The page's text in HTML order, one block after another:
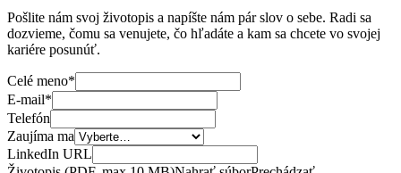
Pošlite nám svoj životopis a napíšte nám pár slov o sebe. Radi sa
dozvieme, čomu sa venujete, čo hľadáte a kam sa chcete vo svojej
kariére posunúť.
Celé meno*
E-mail*
Telefón
Zaujíma ma
LinkedIn URL